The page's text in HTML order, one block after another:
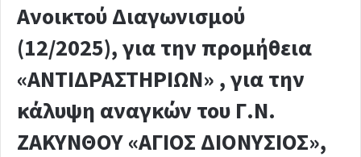
Ανοικτού Διαγωνισμού
(12/2025), για την προμήθεια
«ΑΝΤΙΔΡΑΣΤΗΡΙΩΝ» , για την
κάλυψη αναγκών του Γ.Ν.
ΖΑΚΥΝΘΟΥ «ΑΓΙΟΣ ΔΙΟΝΥΣΙΟΣ»,